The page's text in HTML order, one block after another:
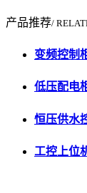
产品推荐/
变频控制
低压配电
恒压供水
工控上位